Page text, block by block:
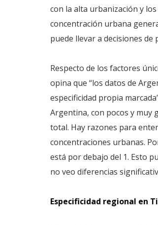
con la alta urbanización y
concentración urbana
puede llevar a decisiones
Respecto de los factores
opina que “los datos de
especificidad propia
Argentina, con pocos y muy
total. Hay razones para
concentraciones urbanas.
está por debajo del 1. Esto
no veo diferencias
Especificidad regional en